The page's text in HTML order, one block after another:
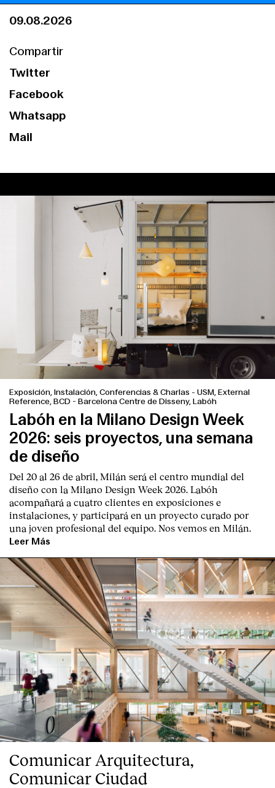
09.08.2026
Compartir
Twitter
Facebook
Whatsapp
Mail
Exposición, Instalación, Conferencias & Charlas - USM, External
Reference, BCD - Barcelona Centre de Disseny, Labóh
Labóh en la Milano Design Week
2026: seis proyectos, una semana
de diseño
Del 20 al 26 de abril, Milán será el centro mundial del
diseño con la Milano Design Week 2026. Labóh
acompañará a cuatro clientes en exposiciones e
instalaciones, y participará en un proyecto curado por
una joven profesional del equipo. Nos vemos en Milán.
Leer Más
Comunicar Arquitectura,
Comunicar Ciudad